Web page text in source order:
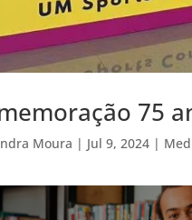
75
Moura | Jul 9, 2024 |